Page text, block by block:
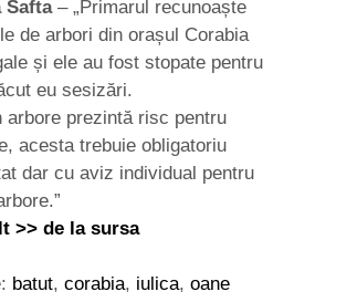
Safta– „Primarul recunoaște
de arbori din orașul Corabia
și ele au fost stopate pentru
eu sesizări.
arbore prezintă risc pentru
acesta trebuie obligatoriu
dar cu aviz individual pentru
>> de la sursa
batut, corabia, iulica, oane